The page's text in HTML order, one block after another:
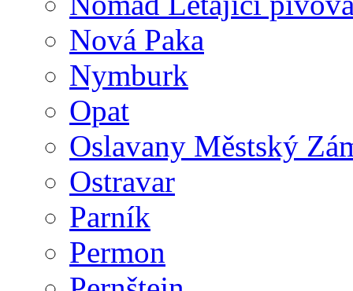
Nová Paka
Nymburk
Opat
Oslavany Městský
Ostravar
Parník
Permon